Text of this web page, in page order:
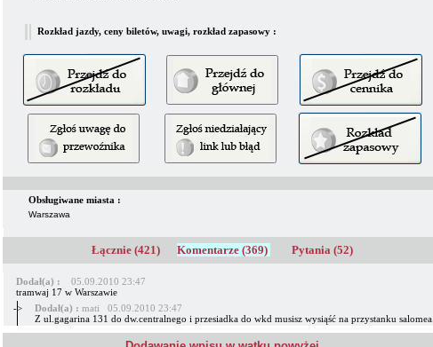
Rozkład jazdy, ceny biletów, uwagi, rozkład zapasowy :
Obsługiwane miasta :
Warszawa
Łącznie (421) Komentarze (369) Pytania (52)
Dodał(a) :
05.09.2010 23:47
tramwaj 17 w Warszawie
->
Dodał(a) : mati 05.09.2010 23:47
Z ul.gagarina 131 do dw.centralnego i przesiadka do wkd musisz wysiąść na przystanku salomea.